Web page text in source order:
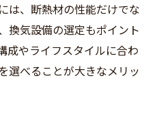
は、断熱材の性能だけでな
換気設備の選定もポイント
成やライフスタイルに合わ
選べることが大きなメリッ